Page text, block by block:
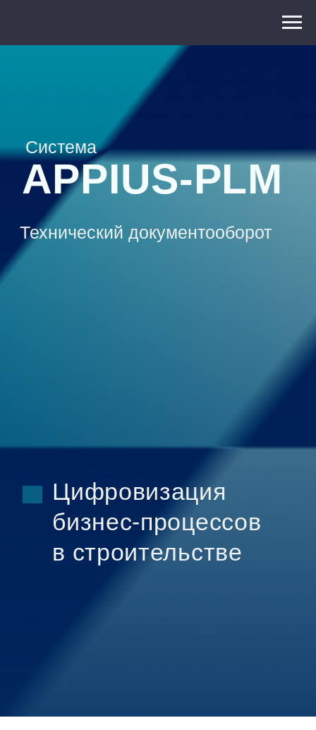
APPIUS-PLM
Технический документооборот